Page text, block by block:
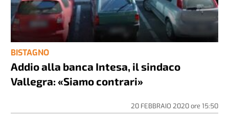
BISTAGNO
Addio alla banca Intesa, il sindaco
Vallegra: «Siamo contrari»
20 FEBBRAIO 2020ore 15:50